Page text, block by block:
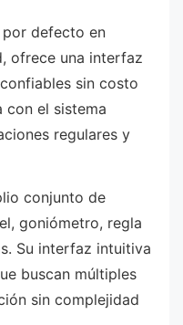
por defecto en
ofrece una interfaz
sin costo
con el sistema
regulares y
conjunto de
goniómetro, regla
Su interfaz intuitiva
buscan múltiples
sin complejidad